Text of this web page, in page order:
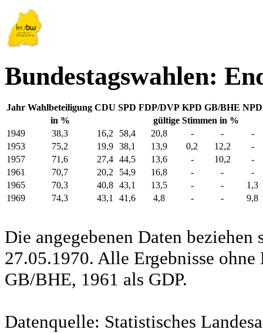
Bundestagswahlen:
Jahr Wahlbeteiligung CDU SPD FDP/DVP KPD GB/BHE NPD
in %
gültige Stimmen in %
1949
38,3 16,2 58,4 20,8 - -
-
1953
75,2 19,9 38,1 13,9 0,2 12,2
-
1957
71,6 27,4 44,5 13,6 - 10,2
-
1961
70,7 20,2 54,9 16,8 - -
-
1965
70,3 40,8 43,1 13,5 - -
1,3
1969
74,3 43,1 41,6 4,8 - - 9,8
Die angegebenen Daten
27.05.1970. Alle Ergebnisse
GB/BHE, 1961 als GDP.
Datenquelle: Statistisches